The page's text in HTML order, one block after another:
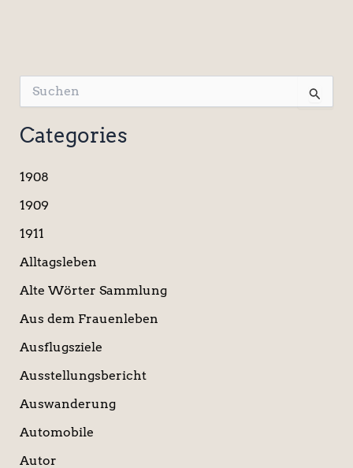
u
c
h
n
a
h
Categories
1908
1909
1911
Alltagsleben
Alte Wörter Sammlung
Aus dem Frauenleben
Ausflugsziele
Ausstellungsbericht
Auswanderung
Automobile
Autor